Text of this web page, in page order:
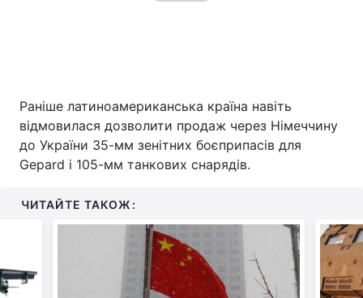
Раніше латиноамериканська країна навіть
відмовилася дозволити продаж через Німеччину
до України 35-мм зенітних боєприпасів для
Gepard і 105-мм танкових снарядів.
ЧИТАЙТЕ ТАКОЖ: